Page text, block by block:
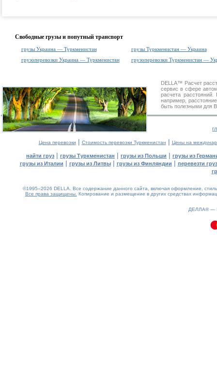
Свободные грузы и попутный транспорт
грузы Украина — Туркменистан
грузы Туркменистан — Украина
грузоперевозки Украина — Туркменистан
грузоперевозки Туркменистан —
DELLA™ Расчет
сервис в сфере
расчета
например,
быть полезными для
Цена перевозки | Стоимость перевозки Туркменистан | Цены на
найти груз | грузы Туркменистан | грузы из Польши | грузы из
грузы из Италии | грузы из Литвы| грузы из Финляндии | перевезти груз
©1995–2026 DELLA. Все содержание данного сайта, включая оформление,
Все права защищены. Копирование и размещение в других средствах
ДЕЛЛА® —